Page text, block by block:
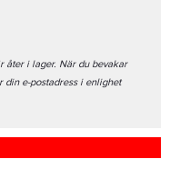
åter i lager. När du bevakar
din e-postadress i enlighet